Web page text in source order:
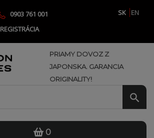
0903 761 001 SK
EN
REGISTRÁCIA
PRIAMY DOVOZ Z
JAPONSKA. GARANCIA
ORIGINALITY!
0